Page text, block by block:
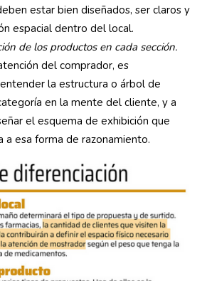
estar bien diseñados, ser claros y
espacial dentro del local.
de los productos en cada sección.
del comprador, es
la estructura o árbol de
en la mente del cliente, y a
el esquema de exhibición que
a esa forma de razonamiento.